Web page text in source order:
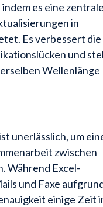
es eine
in
Es verbessert die
und
Wellenlänge
unerlässlich, um
zwischen
Während Excel-
und Faxe
einige Zeit